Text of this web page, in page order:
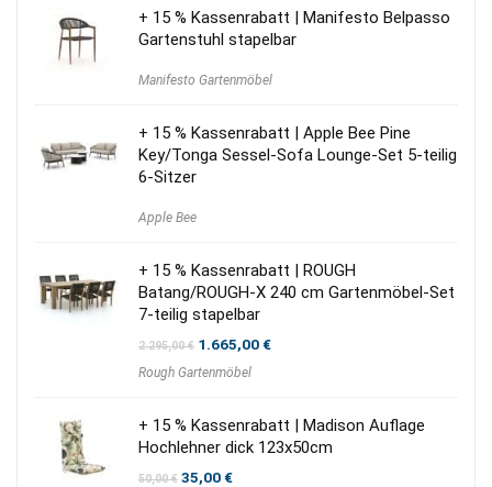
+ 15 % Kassenrabatt | Manifesto Belpasso
Gartenstuhl stapelbar
Manifesto Gartenmöbel
+ 15 % Kassenrabatt | Apple Bee Pine
Key/Tonga Sessel-Sofa Lounge-Set 5-teilig
6-Sitzer
Apple Bee
+ 15 % Kassenrabatt | ROUGH
Batang/ROUGH-X 240 cm Gartenmöbel-Set
7-teilig stapelbar
2.295,00€ Ursprünglicher
war:
1.665,00€Aktueller
Rough Gartenmöbel
+ 15 % Kassenrabatt | Madison Auflage
Hochlehner dick 123x50cm
50,00€ Ursprünglicher
35,00€Aktueller